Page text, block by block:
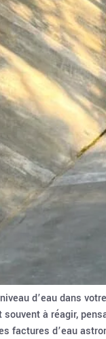
d’eau dans
à réagir,
factures d’eau